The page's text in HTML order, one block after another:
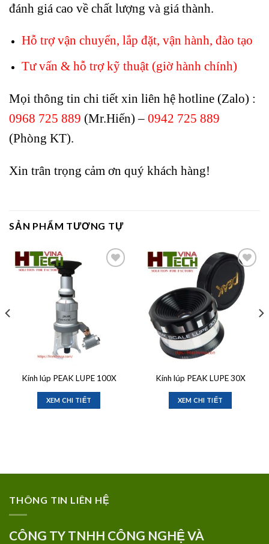
đánh giá cao về chất lượng và giá thành.
Hỗ trợ vận chuyển, lắp đặt, vận hành, đào tạo
Tư vấn & hỗ trợ kỹ thuật (giờ hành chính)
Mọi thông tin chi tiết xin liên hệ hotline (Zalo) :
0968 725 889 (Mr.Hiến) – 0942 725 889
(Phòng KT).
Xin trân trọng cảm ơn quý khách hàng!
SẢN PHẨM TƯƠNG TỰ
Kính lúp PEAK LUPE 100X
XEM CHI TIẾT
Add to
wishlist
Kính lúp PEAK LUPE 30X
XEM CHI TIẾT
THÔNG TIN LIÊN HỆ
CÔNG TY TNHH CÔNG NGHỆ VÀ